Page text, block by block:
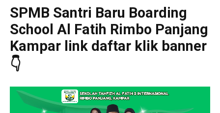
SPMB Santri Baru Boarding
School Al Fatih Rimbo Panjang
Kampar link daftar klik banner
👇